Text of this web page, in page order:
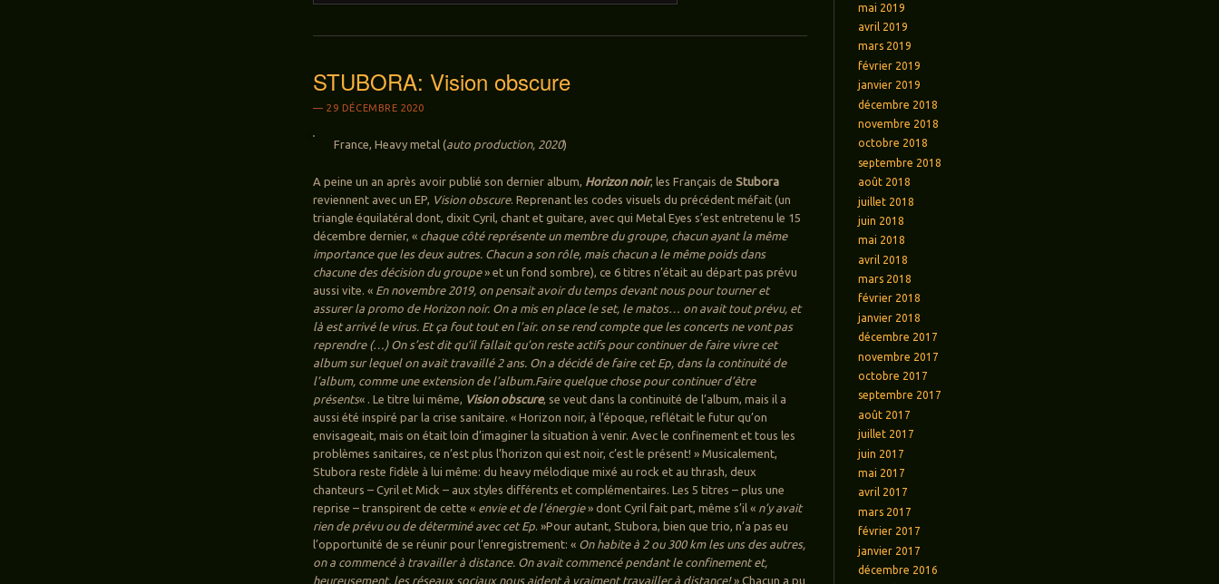
STUBORA: Vision obscure
29 DÉCEMBRE 2020
France, Heavy metal (auto production, 2020)
A peine un an après avoir publié son dernier album, Horizon noir, les Français deStubora
reviennent avec un EP, Vision obscure. Reprenant les codes visuels du précédent méfait (un
triangle équilatéral dont, dixit Cyril, chant et guitare, avec qui Metal Eyes s’est entretenu le 15
décembre dernier, « chaque côté représente un membre du groupe, chacun ayant la même
importance que les deux autres. Chacun a son rôle, mais chacun a le même poids dans
chacune des décision du groupe» et un fond sombre), ce 6 titres n’était au départ pas prévu
aussi vite. « En novembre 2019, on pensait avoir du temps devant nous pour tourner et
assurer la promo de Horizon noir. On a mis en place le set, le matos… on avait tout prévu, et
là est arrivé le virus. Et ça fout tout en l’air. on se rend compte que les concerts ne vont pas
reprendre (…) On s’est dit qu’il fallait qu’on reste actifs pour continuer de faire vivre cet
album sur lequel on avait travaillé 2 ans. On a décidé de faire cet Ep, dans la continuité de
l’album, comme une extension de l’album.Faire quelque chose pour continuer d’être
présents« . Le titre lui même, Vision obscure, se veut dans la continuité de l’album, mais il a
aussi été inspiré par la crise sanitaire. « Horizon noir, à l’époque, reflétait le futur qu’on
envisageait, mais on était loin d’imaginer la situation à venir. Avec le confinement et tous les
problèmes sanitaires, ce n’est plus l’horizon qui est noir, c’est le présent! » Musicalement,
Stubora reste fidèle à lui même: du heavy mélodique mixé au rock et au thrash, deux
chanteurs – Cyril et Mick – aux styles différents et complémentaires. Les 5 titres – plus une
reprise – transpirent de cette « envie et de l’énergie» dont Cyril fait part, même s’il « n’y avait
rien de prévu ou de déterminé avec cet Ep. »Pour autant, Stubora, bien que trio, n’a pas eu
l’opportunité de se réunir pour l’enregistrement: « On habite à 2 ou 300 km les uns des autres,
on a commencé à travailler à distance. On avait commencé pendant le confinement et,
heureusement, les réseaux sociaux nous aident à vraiment travailler à distance!» Chacun a pu
mai 2019
avril 2019
mars 2019
février 2019
janvier 2019
décembre 2018
novembre 2018
octobre 2018
septembre 2018
août 2018
juillet 2018
juin 2018
mai 2018
avril 2018
mars 2018
février 2018
janvier 2018
décembre 2017
novembre 2017
octobre 2017
septembre 2017
août 2017
juillet 2017
juin 2017
mai 2017
avril 2017
mars 2017
février 2017
janvier 2017
décembre 2016